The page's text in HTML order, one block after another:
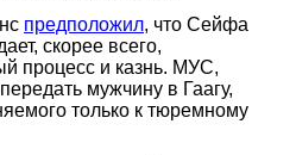
предположил, что Сейфа
скорее всего,
процесс и казнь. МУС,
мужчину в Гаагу,
только к тюремному